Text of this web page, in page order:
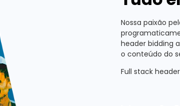
Nossa paixão
header bidding
o conteúdo do
Full stack